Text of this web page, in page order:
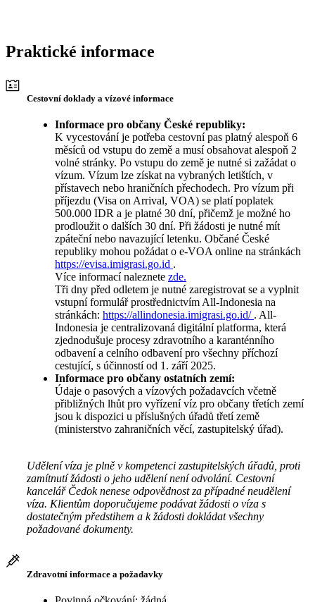
Praktické informace
Cestovní doklady a vízové informace
Informace pro občany České republiky:
K vycestování je potřeba cestovní pas platný alespoň 6
měsíců od vstupu do země a musí obsahovat alespoň 2
volné stránky. Po vstupu do země je nutné si zažádat o
vízum. Vízum lze získat na vybraných letištích, v
přístavech nebo hraničních přechodech. Pro vízum při
příjezdu (Visa on Arrival, VOA) se platí poplatek
500.000 IDR a je platné 30 dní, přičemž je možné ho
prodloužit o dalších 30 dní. Při žádosti je nutné mít
zpáteční nebo navazující letenku. Občané České
republiky mohou požádat o e-VOA online na stránkách
https://evisa.imigrasi.go.id .
Více informací naleznete zde.
Tři dny před odletem je nutné zaregistrovat se a vyplnit
vstupní formulář prostřednictvím All-Indonesia na
stránkách: https://allindonesia.imigrasi.go.id/ . All-
Indonesia je centralizovaná digitální platforma, která
zjednodušuje procesy zdravotního a karanténního
odbavení a celního odbavení pro všechny příchozí
cestující, s účinností od 1. září 2025.
Informace pro občany ostatních zemí:
Údaje o pasových a vízových požadavcích včetně
přibližných lhůt pro vyřízení víz pro občany třetích zemí
jsou k dispozici u příslušných úřadů třetí země
(ministerstvo zahraničních věcí, zastupitelský úřad).
Udělení víza je plně v kompetenci zastupitelských úřadů, proti
zamítnutí žádosti o jeho udělení není odvolání. Cestovní
kancelář Čedok nenese odpovědnost za případné neudělení
víza. Klientům doporučujeme podávat žádosti o víza s
dostatečným předstihem a k žádosti dokládat všechny
požadované dokumenty.
Zdravotní informace a požadavky